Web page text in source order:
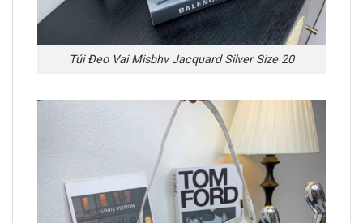
Túi Đeo Vai Misbhv Jacquard Silver Size 20